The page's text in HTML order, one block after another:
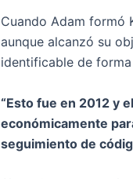
Cuando Adam formó
aunque alcanzó su
identificable de
“Esto fue en 2012 y
económicamente
seguimiento de